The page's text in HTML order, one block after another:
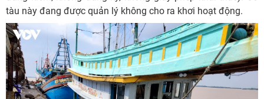
tàu này đang được quản lý không cho ra khơi hoạt động.